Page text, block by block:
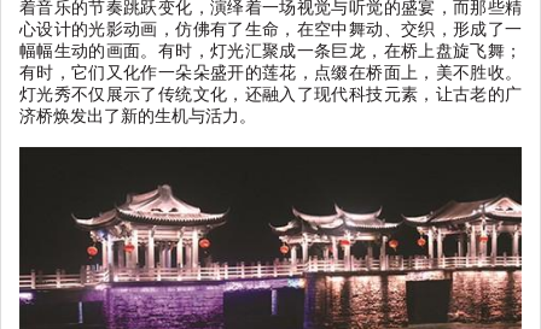
着音乐的节奏跳跃变化，演绎着一场视觉与听觉的盛宴，而那些精
心设计的光影动画，仿佛有了生命，在空中舞动、交织，形成了一
幅幅生动的画面。有时，灯光汇聚成一条巨龙，在桥上盘旋飞舞；
有时，它们又化作一朵朵盛开的莲花，点缀在桥面上，美不胜收。
灯光秀不仅展示了传统文化，还融入了现代科技元素，让古老的广
济桥焕发出了新的生机与活力。